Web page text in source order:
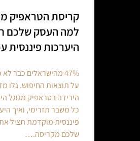
קריסת הטראפיק
למה העסק שלכם
היערכות פיננסית
47% מהישראלים כבר
על תוצאות החיפוש. גלו
הירידה בטראפיק מגוגל
כל משבר תזרימי, ואיך
פיננסית מוקדמת תציל
שלכם מקריסה.…